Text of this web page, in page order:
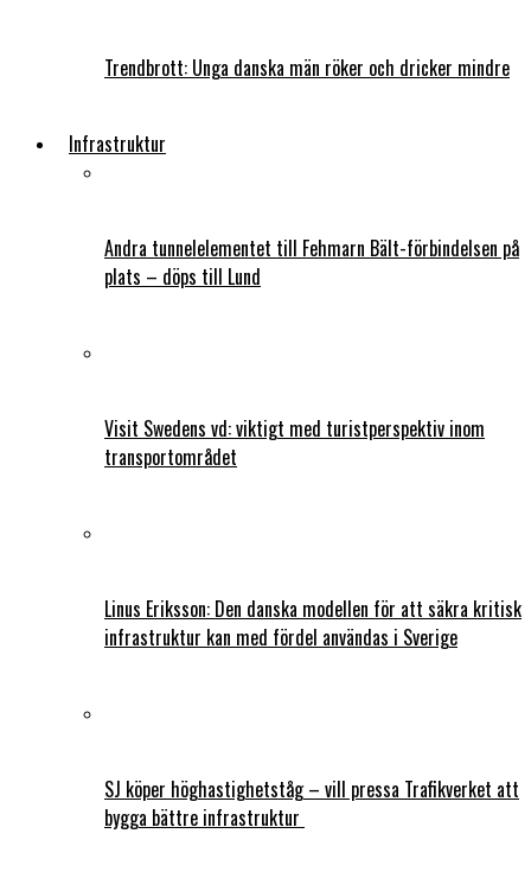
Trendbrott: Unga danska män röker och dricker mindre
Infrastruktur
Andra tunnelelementet till Fehmarn Bält-förbindelsen på
plats – döps till Lund
Visit Swedens vd: viktigt med turistperspektiv inom
transportområdet
Linus Eriksson: Den danska modellen för att säkra kritisk
infrastruktur kan med fördel användas i Sverige
SJ köper höghastighetståg – vill pressa Trafikverket att
bygga bättre infrastruktur